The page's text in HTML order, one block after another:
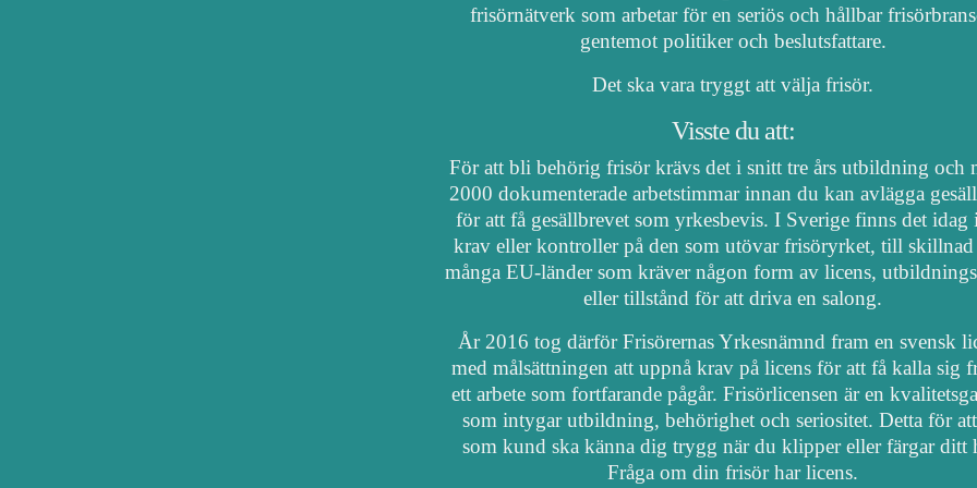
frisörnätverk som arbetar för en seriös och hållbar
gentemot politiker och beslutsfattare.
Det ska vara tryggt att välja frisör.
Visste du att:
För att bli behörig frisör krävs det i snitt tre års utbildning och
2000 dokumenterade arbetstimmar innan du kan avlägga
för att få gesällbrevet som yrkesbevis. I Sverige finns det idag
krav eller kontroller på den som utövar frisöryrket, till
många EU-länder som kräver någon form av licens,
eller tillstånd för att driva en salong.
År 2016 tog därför Frisörernas Yrkesnämnd fram en svensk
med målsättningen att uppnå krav på licens för att få kalla sig
ett arbete som fortfarande pågår. Frisörlicensen är en
som intygar utbildning, behörighet och seriositet. Detta för
som kund ska känna dig trygg när du klipper eller färgar ditt
Fråga om din frisör har licens.